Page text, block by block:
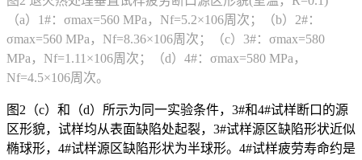
（a）1#：σmax=560 MPa，Nf=5.2×106周次；（b）2#：
σmax=560 MPa，Nf=8.36×106周次；（c）3#：σmax=580
MPa，Nf=1.11×106周次；（d）4#：σmax=580 MPa，
Nf=4.5×106周次。
图2（c）和（d）所示为同一实验条件，3#和4#试样断口的源
区形貌，试样均从表面缺陷处起裂，3#试样源区缺陷形状近似
椭球形，4#试样源区缺陷形状为半球形。4#试样疲劳寿命约是